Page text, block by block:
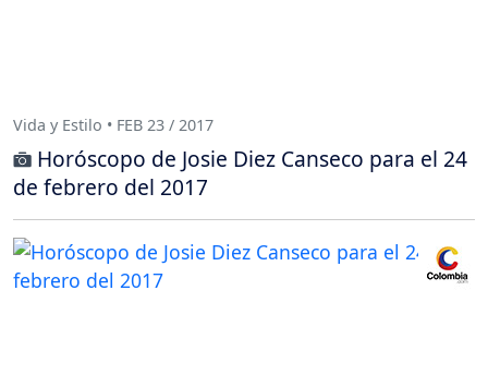
Vida y Estilo • FEB 23 / 2017
Horóscopo de Josie Diez Canseco para el 24
de febrero del 2017